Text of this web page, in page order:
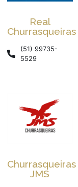
Real
Churrasqueiras
(51) 99735-
5529
Churrasqueiras
JMS